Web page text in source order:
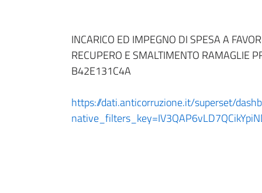
INCARICO ED IMPEGNO DI SPESA A
RECUPERO E SMALTIMENTO RAMAGLIE
B42E131C4A
https://dati.anticorruzione.it/superset/